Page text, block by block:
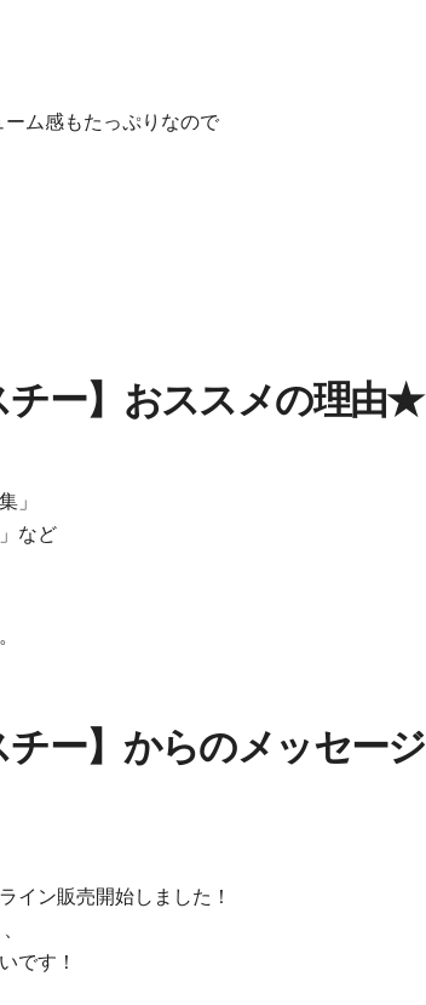
ム感もたっぷりなので
ー】おススメの理由★
」
など
ー】からのメッセージ
イン販売開始しました！
です！